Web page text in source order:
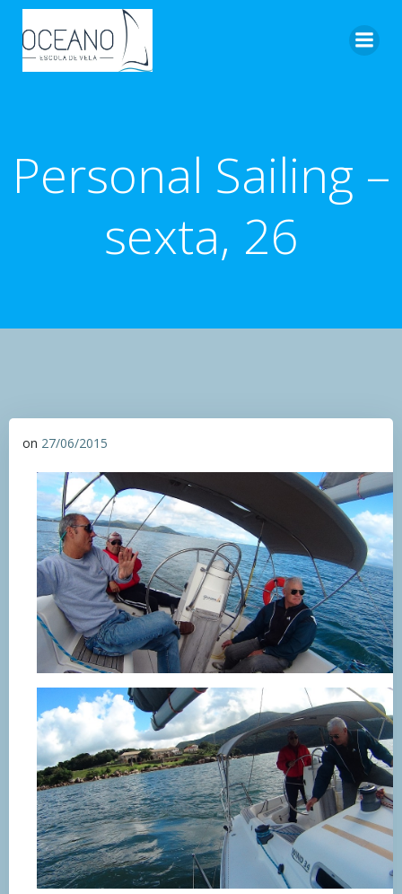
Personal Sailing –
sexta, 26
on 27/06/2015